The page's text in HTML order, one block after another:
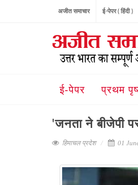
अजीत समाचार ई-पेपर ( हिंदी )
ई-पेपर प्रथम
'जनता ने बीजेपी
हिमाचल प्रदेश 01